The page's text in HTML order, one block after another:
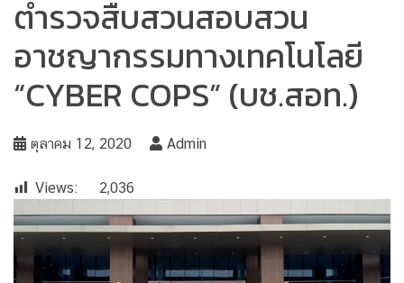
ตำรวจสืบสวนสอบสวน
อาชญากรรมทางเทคโนโลยี
“CYBER COPS” (บช.สอท.)
ตุลาคม 12, 2020 Admin
Views: 2,036